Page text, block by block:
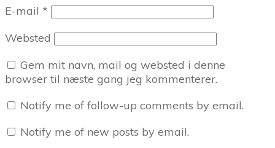
E-mail *
Websted
Gem mit navn, mail og websted i denne
browser til næste gang jeg kommenterer.
Notify me of follow-up comments by email.
Notify me of new posts by email.